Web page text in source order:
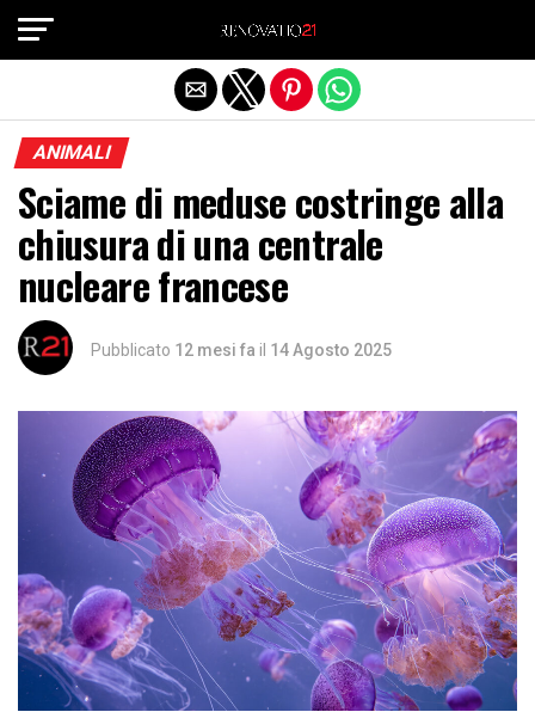
ANIMALI
Sciame di meduse costringe alla
chiusura di una centrale
nucleare francese
Pubblicato 12 mesi fa il 14 Agosto 2025
Exit mobile version